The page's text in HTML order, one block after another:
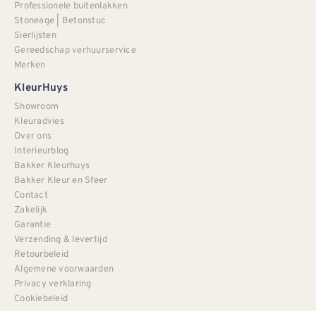
Professionele buitenlakken
Stoneage | Betonstuc
Sierlijsten
Gereedschap verhuurservice
Merken
KleurHuys
Showroom
Kleuradvies
Over ons
Interieurblog
Bakker Kleurhuys
Bakker Kleur en Sfeer
Contact
Zakelijk
Garantie
Verzending & levertijd
Retourbeleid
Algemene voorwaarden
Privacy verklaring
Cookiebeleid